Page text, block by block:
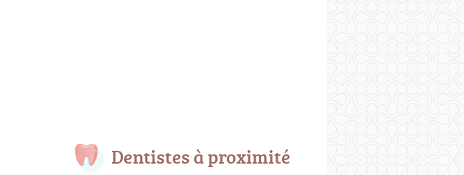
Dentistes à proximité